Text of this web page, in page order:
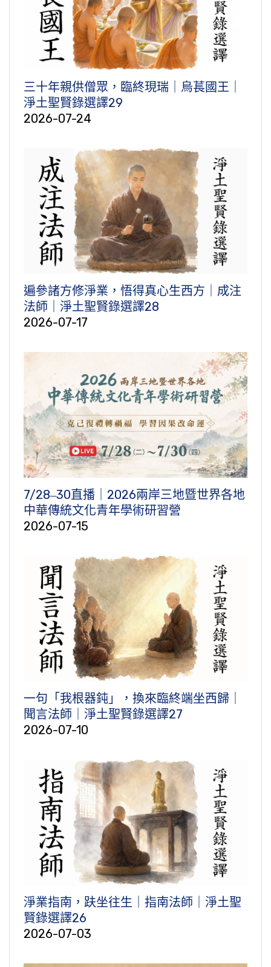
三十年親供僧眾，臨終現瑞｜烏萇國王｜
淨土聖賢錄選譯29
2026-07-24
遍參諸方修淨業，悟得真心生西方｜成注
法師｜淨土聖賢錄選譯28
2026-07-17
7/28‒30直播｜2026兩岸三地暨世界各地
中華傳統文化青年學術研習營
2026-07-15
一句「我根器鈍」，換來臨終端坐西歸｜
聞言法師｜淨土聖賢錄選譯27
2026-07-10
淨業指南，趺坐往生｜指南法師｜淨土聖
賢錄選譯26
2026-07-03